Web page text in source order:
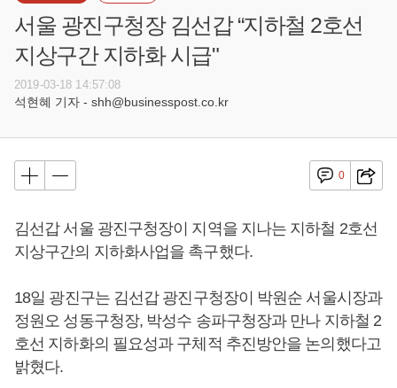
서울 광진구청장 김선갑 “지하철 2호선
지상구간 지하화 시급"
2019-03-18 14:57:08
석현혜 기자 - shh@businesspost.co.kr
0
김선갑 서울 광진구청장이 지역을 지나는 지하철 2호선
지상구간의 지하화사업을 촉구했다.
18일 광진구는 김선갑 광진구청장이 박원순 서울시장과
정원오 성동구청장, 박성수 송파구청장과 만나 지하철 2
호선 지하화의 필요성과 구체적 추진방안을 논의했다고
밝혔다.